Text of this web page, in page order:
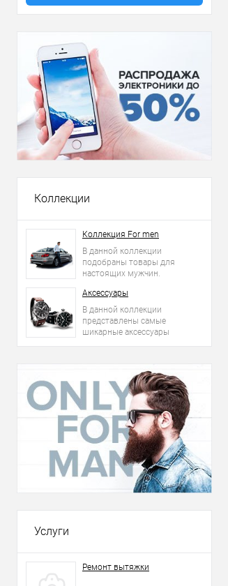
Коллекции
Коллекция For men
В данной коллекции
подобраны товары для
настоящих мужчин.
Аксессуары
В данной коллекции
представлены самые
шикарные аксессуары
Услуги
Ремонт вытяжки